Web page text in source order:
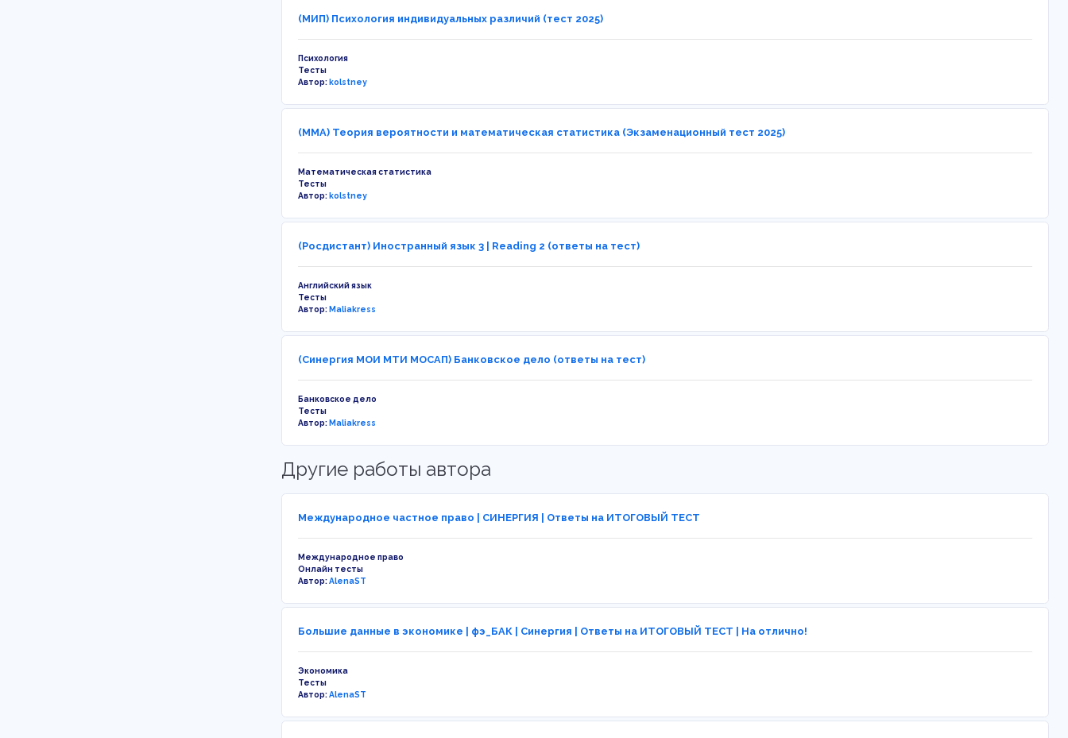
(МИП) Психология индивидуальных различий (тест 2025)
Психология
Тесты
Автор:kolstney
(ММА) Теория вероятности и математическая статистика (Экзаменационный тест 2025)
Математическая статистика
Тесты
Автор:kolstney
(Росдистант) Иностранный язык 3 | Reading 2 (ответы на тест)
Английский язык
Тесты
Автор:Maliakress
(Синергия МОИ МТИ МОСАП) Банковское дело (ответы на тест)
Банковское дело
Тесты
Автор:Maliakress
Другие работы автора
Международное частное право | СИНЕРГИЯ | Ответы на ИТОГОВЫЙ ТЕСТ
Международное право
Онлайн тесты
Автор:AlenaST
Большие данные в экономике | фэ_БАК | Синергия | Ответы на ИТОГОВЫЙ ТЕСТ | На отлично!
Экономика
Тесты
Автор:AlenaST